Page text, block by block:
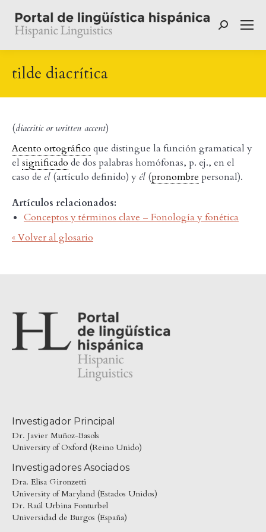
Buscar:
tilde diacrítica
(diacritic or written accent)
Acento ortográfico que distingue la función gramatical y
el significado de dos palabras homófonas, p. ej., en el
caso de el (artículo definido) yél (pronombre personal).
Artículos relacionados:
Conceptos y términos clave – Fonología y fonética
« Volver al glosario
Investigador Principal
Dr. Javier Muñoz-Basols
University of Oxford (Reino Unido)
Investigadores Asociados
Dra. Elisa Gironzetti
University of Maryland (Estados Unidos)
Dr. Raúl Urbina Fonturbel
Universidad de Burgos (España)